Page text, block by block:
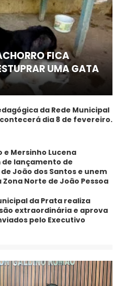
FICA
UMA GATA
da Rede Municipal
dia 8 de fevereiro.
e Mersinho Lucena
lançamento de
João dos Santos e unem
Norte de João Pessoa
da Prata realiza
extraordinária e aprova
pelo Executivo